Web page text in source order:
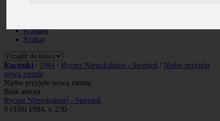
Kontakt
Szukaj
Roczniki / 1984 / Rycerz Niepokalanej - Sierpień / Niebo przyjęło
nową ziemię
Niebo przyjęło nową ziemię
Brak autora
Rycerz Niepokalanej - Sierpień
8 (338) 1984, s. 230